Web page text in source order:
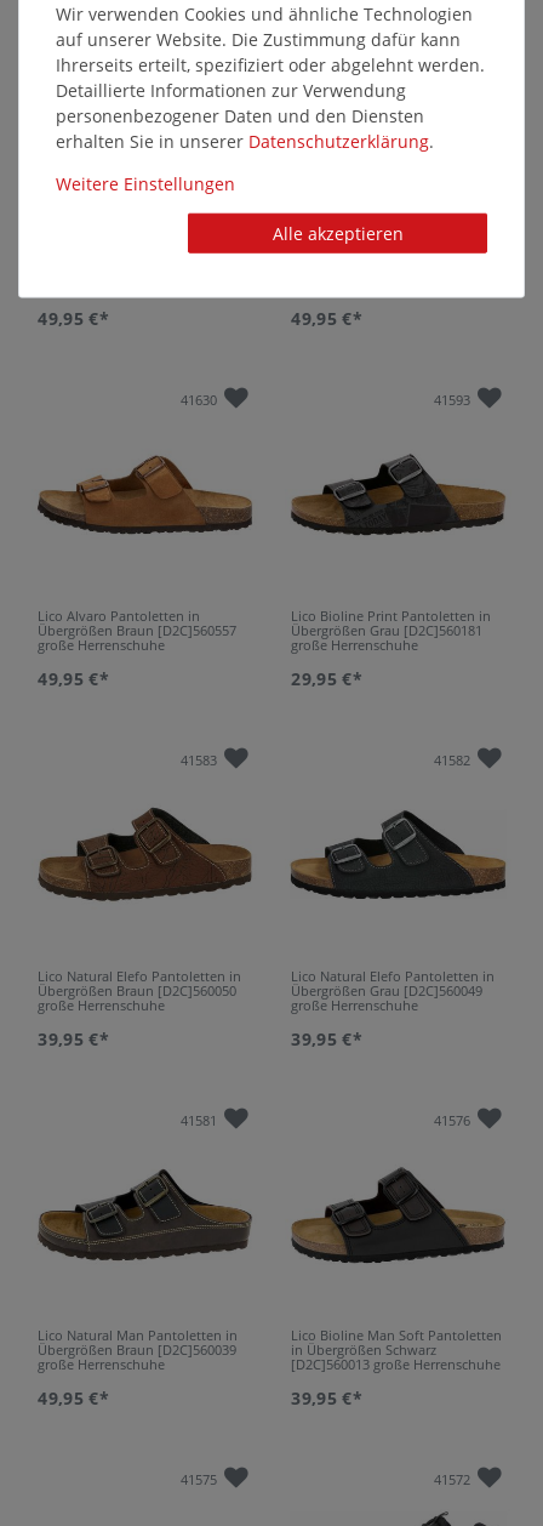
41632
Lico Alvaro Pantoletten in
49,95 €*
41631
Lico Alvaro Pantoletten in
49,95 €*
41630
Lico Alvaro Pantoletten in
Übergrößen Braun [D2C]560557
große Herrenschuhe
49,95 €*
41593
Lico Bioline Print Pantoletten in
Übergrößen Grau [D2C]560181
große Herrenschuhe
29,95 €*
41583
Lico Natural Elefo Pantoletten in
Übergrößen Braun [D2C]560050
große Herrenschuhe
39,95 €*
41582
Lico Natural Elefo Pantoletten in
Übergrößen Grau [D2C]560049
große Herrenschuhe
39,95 €*
41581
Lico Natural Man Pantoletten in
Übergrößen Braun [D2C]560039
große Herrenschuhe
49,95 €*
41576
Lico Bioline Man Soft Pantoletten
in Übergrößen Schwarz
[D2C]560013 große Herrenschuhe
39,95 €*
41575 41572
Wir verwenden Cookies und ähnliche Technologien
auf unserer Website. Die Zustimmung dafür kann
Ihrerseits erteilt, spezifiziert oder abgelehnt werden.
Detaillierte Informationen zur Verwendung
personenbezogener Daten und den Diensten
erhalten Sie in unserer Daten­schutz­erklärung.
Weitere Einstellungen
Alle akzeptieren